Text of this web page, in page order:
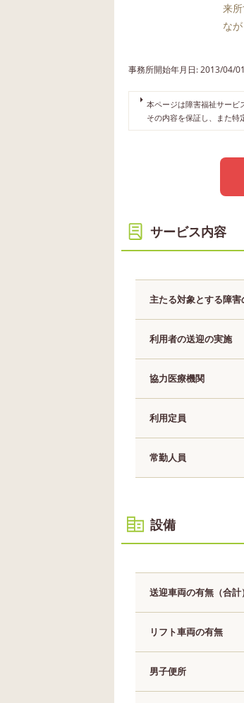
来
な
事務所開始年月日: 2013/04/01
本ページは障害福祉サービ
その内容を保証し、また特
サービス内容
主たる対象とする障害
利用者の送迎の実施
協力医療機関
利用定員
常勤人員
設備
送迎車両の有無（合計）
リフト車両の有無
男子便所